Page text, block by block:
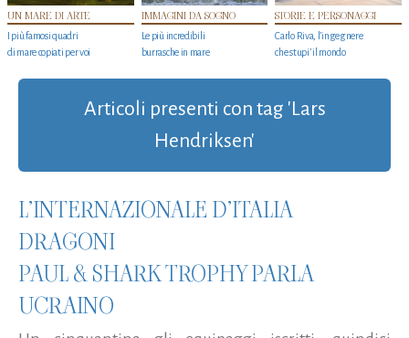
UN MARE DI ARTE
I più famosi quadri
di mare copiati per voi
IMMAGINI DA SOGNO
Le più incredibili
burrasche in mare
STORIE E PERSONAGGI
Carlo Riva, l’ingegnere
che stupi' il mondo
Articoli presenti con tag 'Lars
Hendriksen'
L’INTERNAZIONALE D’ITALIA
DRAGONI
PAUL & SHARK TROPHY PARLA
UCRAINO